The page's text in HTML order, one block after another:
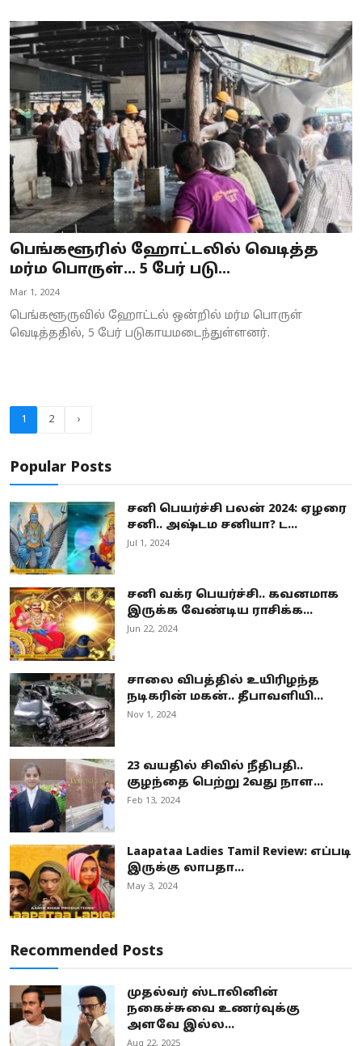
பெங்களூரில் ஹோட்டலில் வெடித்த
மர்ம பொருள்... 5 பேர் படு...
Mar 1, 2024
பெங்களூருவில் ஹோட்டல் ஒன்றில் மர்ம பொருள்
வெடித்ததில், 5 பேர் படுகாயமடைந்துள்ளனர்.
1 2 ›
Popular Posts
சனி பெயர்ச்சி பலன் 2024: ஏழரை
சனி.. அஷ்டம சனியா? ட...
Jul 1, 2024
சனி வக்ர பெயர்ச்சி.. கவனமாக
இருக்க வேண்டிய ராசிக்க...
Jun 22, 2024
சாலை விபத்தில் உயிரிழந்த
நடிகரின் மகன்.. தீபாவளியி...
Nov 1, 2024
23 வயதில் சிவில் நீதிபதி..
குழந்தை பெற்று 2வது நாள...
Feb 13, 2024
Laapataa Ladies Tamil Review: எப்படி
இருக்கு லாபதா...
May 3, 2024
Recommended Posts
முதல்வர் ஸ்டாலினின்
நகைச்சுவை உணர்வுக்கு
அளவே இல்ல...